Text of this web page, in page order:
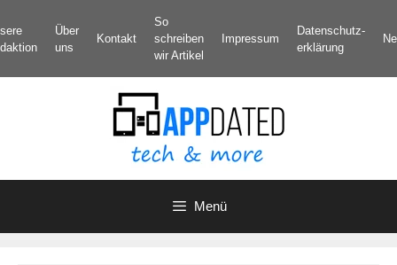
Inhalt
springen
Über
uns
Kontakt
So
schreiben
wir Artikel
Impressum
Datenschutz­
erklärung
Menü